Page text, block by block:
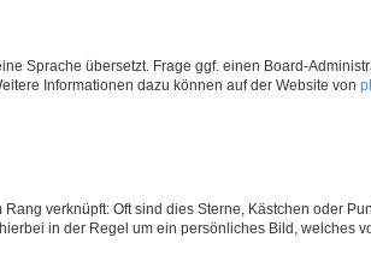
Sprache übersetzt. Frage ggf. einen Board-
Informationen dazu können auf der Website von
verknüpft: Oft sind dies Sterne, Kästchen oder
in der Regel um ein persönliches Bild, welches